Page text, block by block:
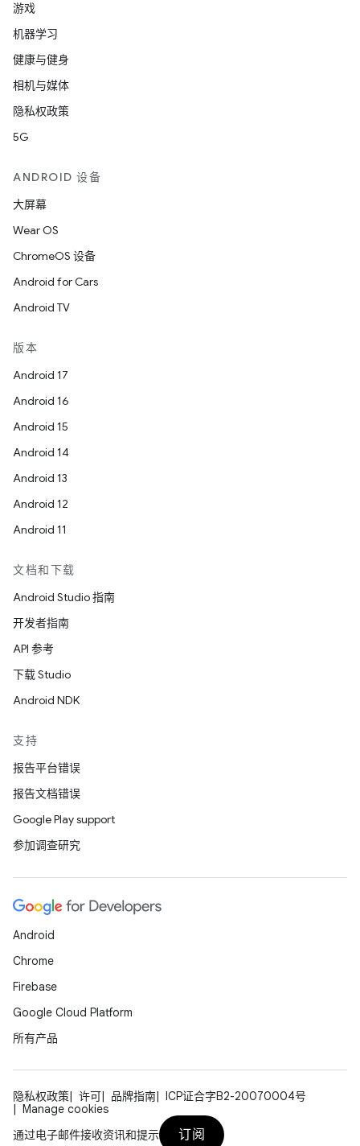
游戏
机器学习
健康与健身
相机与媒体
隐私权政策
5G
ANDROID 设备
大屏幕
Wear OS
ChromeOS 设备
Android for Cars
Android TV
版本
Android 17
Android 16
Android 15
Android 14
Android 13
Android 12
Android 11
文档和下载
Android Studio 指南
开发者指南
API 参考
下载 Studio
Android NDK
支持
报告平台错误
报告文档错误
Google Play support
参加调查研究
Android
Chrome
Firebase
Google Cloud Platform
所有产品
隐私权政策 许可 品牌指南
ICP证合字B2-20070004号
Manage cookies
通过电子邮件接收资讯和提示
订阅